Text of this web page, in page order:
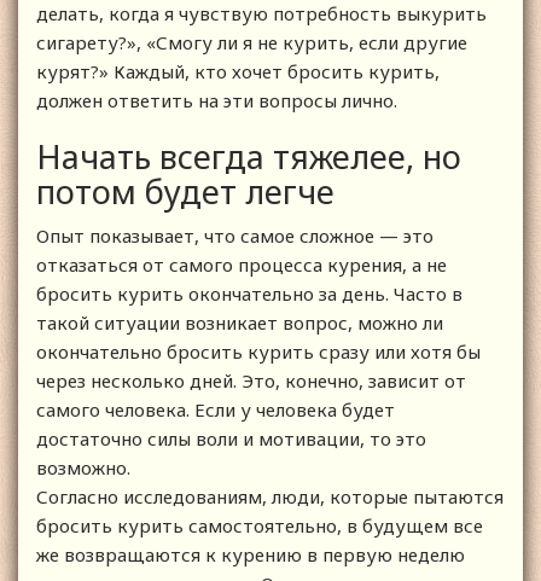
делать, когда я чувствую потребность выкурить
сигарету?», «Смогу ли я не курить, если другие
курят?» Каждый, кто хочет бросить курить,
должен ответить на эти вопросы лично.
Начать всегда тяжелее, но
потом будет легче
Опыт показывает, что самое сложное — это
отказаться от самого процесса курения, а не
бросить курить окончательно за день. Часто в
такой ситуации возникает вопрос, можно ли
окончательно бросить курить сразу или хотя бы
через несколько дней. Это, конечно, зависит от
самого человека. Если у человека будет
достаточно силы воли и мотивации, то это
возможно.
Согласно исследованиям, люди, которые пытаются
бросить курить самостоятельно, в будущем все
же возвращаются к курению в первую неделю